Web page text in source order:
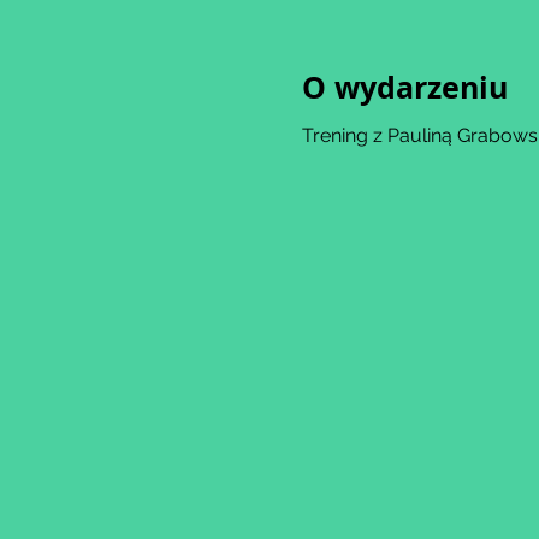
O wydarzeniu
Trening z Pauliną